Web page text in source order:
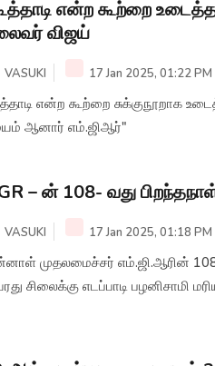
என்ற கூற்றை
விஜய்
VASUKI 17 Jan 2025, 01:22 PM
என்ற கூற்றை சுக்குநூறாக
ஆனார் எம்.ஜிஆர்"
– ன் 108- வது
VASUKI 17 Jan 2025, 01:18 PM
முதலமைச்சர் எம்.ஜி.ஆரின்
சிலைக்கு எடப்பாடி பழனிசாமி